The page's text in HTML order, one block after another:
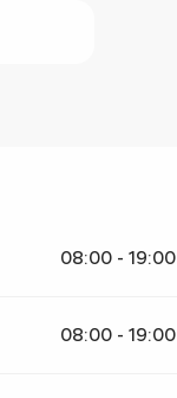
08:00 - 19:00
08:00 - 19:00